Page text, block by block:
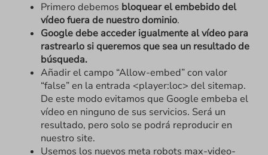
Primero debemos bloquear el embebido del
vídeo fuera de nuestro dominio.
Google debe acceder igualmente al vídeo para
rastrearlo si queremos que sea un resultado de
búsqueda.
Añadir el campo “Allow-embed” con valor
“false” en la entrada <player:loc> del sitemap.
De este modo evitamos que Google embeba el
vídeo en ninguno de sus servicios. Será un
resultado, pero solo se podrá reproducir en
nuestro site.
Usemos los nuevos meta robots max-video-